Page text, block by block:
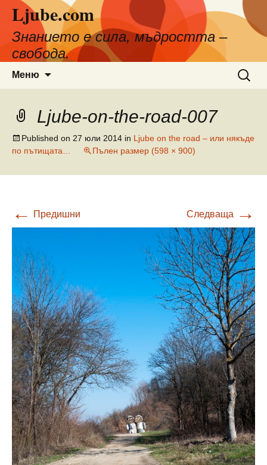
съдържанието
Ljube.com
Знанието е сила, мъдростта –
свобода.
Меню
за:
Ljube-on-the-road-007
Published on 27 юли 2014 in Ljube on the road – или някъде
по пътищата…
Пълен размер (598 × 900)
← Предишни Следваща →